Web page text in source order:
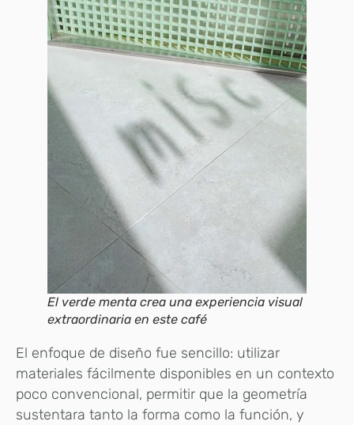
El verde menta crea una experiencia visual
extraordinaria en este café
El enfoque de diseño fue sencillo: utilizar
materiales fácilmente disponibles en un contexto
poco convencional, permitir que la geometría
sustentara tanto la forma como la función, y